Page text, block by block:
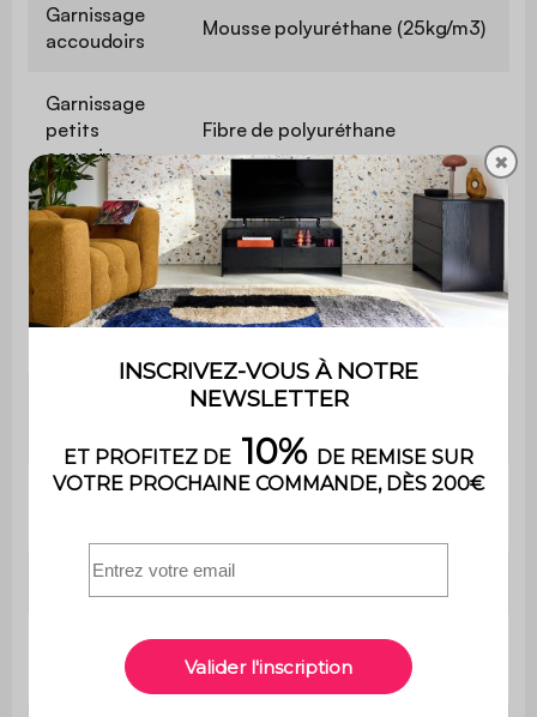
Garnissage
accoudoirs
Mousse polyuréthane (25kg/m3)
Garnissage
petits
coussins
Fibre de polyuréthane
Profondeur 101 / 155 cm
Profondeur
d'assise
58 cm
Confort de
Convertible
couchage
Occasionnel
✖